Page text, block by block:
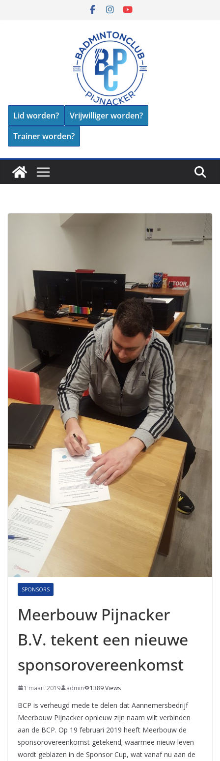
Lid worden?
Vrijwilliger worden?
Trainer worden?
SPONSORS
Meerbouw Pijnacker
B.V. tekent een nieuwe
sponsorovereenkomst
1 maart 2019 admin 1389 Views
BCP is verheugd mede te delen dat Aannemersbedrijf
Meerbouw Pijnacker opnieuw zijn naam wilt verbinden
aan de BCP. Op 19 februari 2019 heeft Meerbouw de
sponsorovereenkomst getekend; waarmee nieuw leven
wordt geblazen in de Sponsor Cup, wat vanaf nu aan de